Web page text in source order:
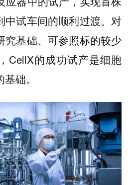
中试车间的顺利过渡。对
究基础、可参照标的较少
CellX的成功试产是细胞
础。